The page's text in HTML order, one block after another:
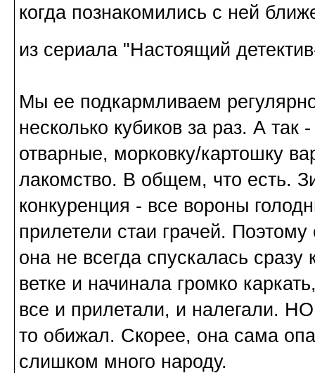
когда познакомились с ней
из сериала "Настоящий
Мы ее подкармливаем
несколько кубиков за раз. А так
отварные, морковку/картошку
лакомство. В общем, что есть.
конкуренция - все вороны
прилетели стаи грачей.
она не всегда спускалась
ветке и начинала громко
все и прилетали, и налегали.
то обижал. Скорее, она сама
слишком много народу.